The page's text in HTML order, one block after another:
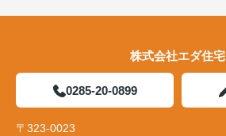
株式会社エダ住宅
0285-20-0899
〒323-0023